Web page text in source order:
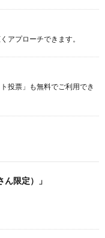
アプローチできます。
投票」も無料でご利用でき
ん限定）」